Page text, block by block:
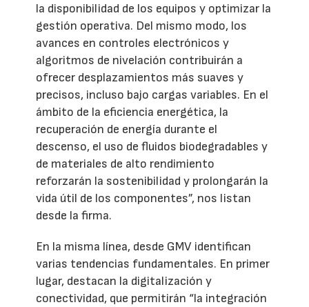
la disponibilidad de los equipos y optimizar la
gestión operativa. Del mismo modo, los
avances en controles electrónicos y
algoritmos de nivelación contribuirán a
ofrecer desplazamientos más suaves y
precisos, incluso bajo cargas variables. En el
ámbito de la eficiencia energética, la
recuperación de energía durante el
descenso, el uso de fluidos biodegradables y
de materiales de alto rendimiento
reforzarán la sostenibilidad y prolongarán la
vida útil de los componentes”, nos listan
desde la firma.
En la misma línea, desde GMV identifican
varias tendencias fundamentales. En primer
lugar, destacan la digitalización y
conectividad, que permitirán “la integración